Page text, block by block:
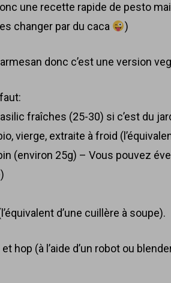
une recette rapide de pesto
changer par du caca
)
donc c’est une version
fraîches (25-30) si c’est du
vierge, extraite à froid
(environ 25g) – Vous pouvez
d’une cuillère à soupe).
hop (à l’aide d’un robot ou